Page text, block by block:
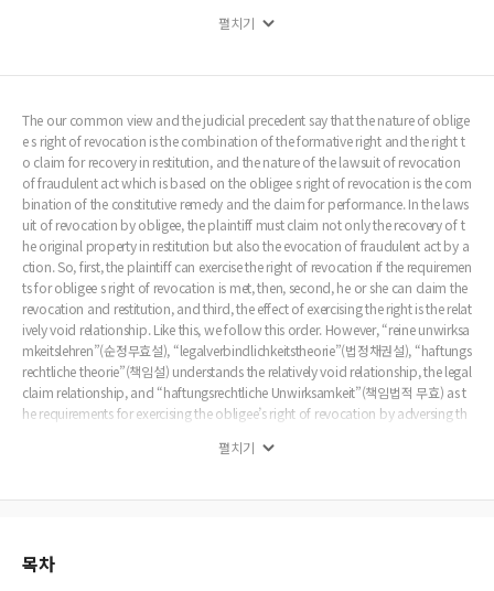
조를 무시하고 논할 수 없다고 생각된다. 법정채권설의 논의 부분에서 보았듯이, 채무자
른 채권자들의 보호에 미흡할 수밖에 없다. 따라서 채권자취소권의 행사방법으로 취소
의 법률관계를 명확하게 하고 간명하게 할 수 있다고 본다. 그러나 취소의 효과가 ‘무
효’라는 근거, 그 무효가 ‘물권적’이라는 근거, 그리고 ‘상대적’이라는 근거 등에 관한 법
적 근거를 마련하는 것이 시급하다고 본다. 또 채권자취소 내지 사해행위의 취소의 고유
한 법리를 따로 규정하거나 개념을 정의할 필요가 있다고 본다. 채권자취소가 민법상의
일반적인 취소와 용어가 동일하더라도 채권자취소권의 행사방법으로써의 취소와 민법
상의 일반적인 취소의 의미, 요건, 효력 등에서 전혀 다르다는 점은 이미 판례도 인식하
고 있는 터이다. 그러므로 엄밀하게 말하면 우리의 판례는 ‘상대적 효력설’이지 ‘상대적
무효설’이 아니라고 본다. 우리 판례도 드러내놓고 취소의 효과를 무효라고 선언한 적이
없다. 그러므로 채권자취소의 효과에 물권적 무효를 줄 것인지에 대한 재검토가 필요하
다고 본다.
펼치기
The our common view and the judicial precedent say that the nature of oblige
e s right of revocation is the combination of the formative right and the right t
o claim for recovery in restitution, and the nature of the lawsuit of revocation
of fraudulent act which is based on the obligee s right of revocation is the com
bination of the constitutive remedy and the claim for performance. In the laws
uit of revocation by obligee, the plaintiff must claim not only the recovery of t
he original property in restitution but also the evocation of fraudulent act by a
ction. So, first, the plaintiff can exercise the right of revocation if the requiremen
ts for obligee s right of revocation is met, then, second, he or she can claim the
revocation and restitution, and third, the effect of exercising the right is the relat
ively void relationship. Like this, we follow this order. However, “reine unwirksa
mkeitslehren”(순정무효설), “legalverbindlichkeitstheorie”(법정채권설), “haftungs
rechtliche theorie”(책임설) understands the relatively void relationship, the legal
claim relationship, and “haftungsrechtliche Unwirksamkeit”(책임법적 무효) as t
he requirements for exercising the obligee’s right of revocation by adversing th
trying to see the recovery of the original property by depriving formative effect
compulsory execution, namely the restitution in Korea law system as the natur
Even though these theories are fresh and novel, they don’t have advantages fo
펼치기
목차